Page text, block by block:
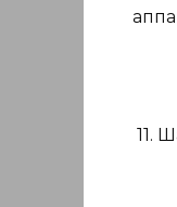
11.